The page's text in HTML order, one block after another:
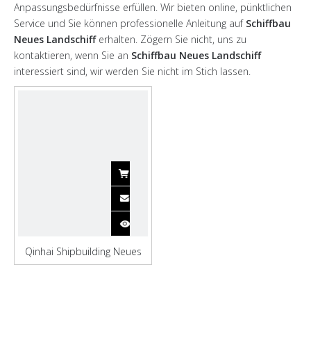
Anpassungsbedürfnisse erfüllen. Wir bieten online, pünktlichen
Service und Sie können professionelle Anleitung auf Schiffbau
Neues Landschifferhalten. Zögern Sie nicht, uns zu
kontaktieren, wenn Sie an Schiffbau Neues Landschiff
interessiert sind, wir werden Sie nicht im Stich lassen.
Qinhai Shipbuilding Neues
Landschiff zum Verkauf